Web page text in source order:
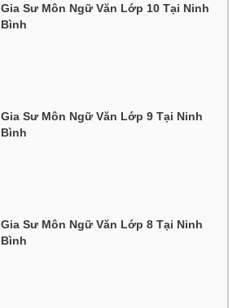
Gia Sư Môn Ngữ Văn Lớp 10 Tại Ninh
Bình
Gia Sư Môn Ngữ Văn Lớp 9 Tại Ninh
Bình
Gia Sư Môn Ngữ Văn Lớp 8 Tại Ninh
Bình